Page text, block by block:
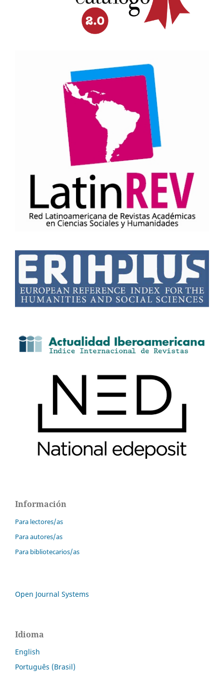
Información
Para lectores/as
Para autores/as
Para bibliotecarios/as
Open Journal Systems
Idioma
English
Português (Brasil)